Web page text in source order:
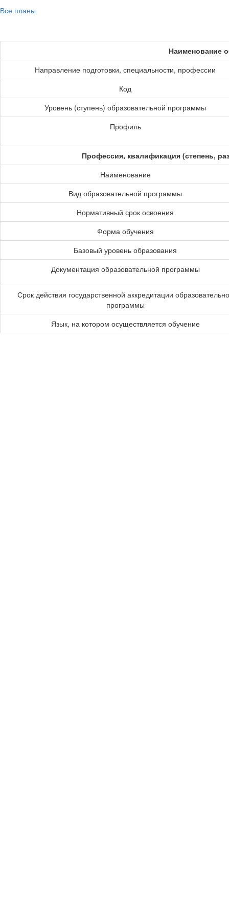
Все планы
Наименование
Направление подготовки, специальности, профессии
Код
Уровень (ступень) образовательной программы
Профиль
Профессия, квалификация (степень,
Наименование
Вид образовательной программы
Нормативный срок освоения
Форма обучения
Базовый уровень образования
Документация образовательной программы
Срок действия государственной аккредитации
программы
Язык, на котором осуществляется обучение